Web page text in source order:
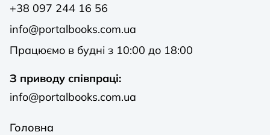
+38 097 244 16 56
info@portalbooks.com.ua
Працюємо в будні з 10:00 до 18:00
З приводу співпраці:
info@portalbooks.com.ua
Головна